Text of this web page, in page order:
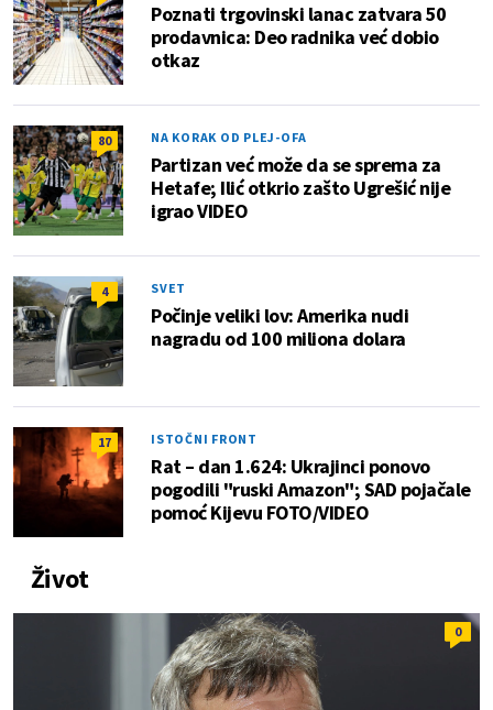
Poznati trgovinski lanac zatvara 50
prodavnica: Deo radnika već dobio
otkaz
80 NA KORAK OD PLEJ-OFA
Partizan već može da se sprema za
Hetafe; Ilić otkrio zašto Ugrešić nije
igrao VIDEO
4 SVET
Počinje veliki lov: Amerika nudi
nagradu od 100 miliona dolara
17 ISTOČNI FRONT
Rat – dan 1.624: Ukrajinci ponovo
pogodili "ruski Amazon"; SAD pojačale
pomoć Kijevu FOTO/VIDEO
Život
0